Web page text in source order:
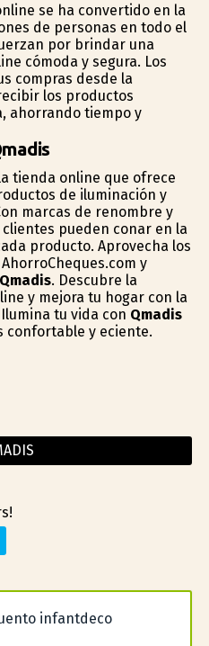
se ha convertido en la
de personas en todo el
por brindar una
cómoda y segura. Los
compras desde la
los productos
ahorrando tiempo y
tienda online que ofrece
de iluminación y
marcas de renombre y
pueden confiar en la
producto. Aprovecha los
y
Qmadis. Descubre la
y mejora tu hogar con la
tu vida con Qmadis
y eficiente.